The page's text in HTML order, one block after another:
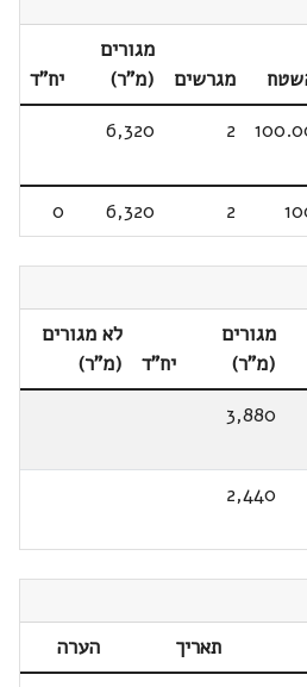
מגרשים
מגורים
(מ"ר)
יח"ד
2
6,320
2
6,320
0
מגורים
(מ"ר)
יח"ד
לא מגורים
(מ"ר)
3,880
2,440
תאריך
הערה